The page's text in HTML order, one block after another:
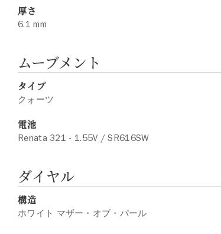
厚さ
6.1 mm
ムーブメント
タイプ
クォーツ
電池
Renata 321 - 1.55V / SR616SW
ダイヤル
構造
ホワイト マザー・オブ・パール